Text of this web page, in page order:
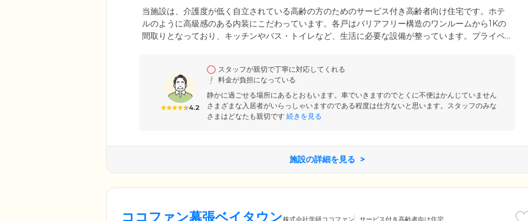
当施設は、介護度が低く自立されている高齢の方のためのサービス付き高齢者向け住宅です。ホテ
ルのように高級感のある内装にこだわっています。各戸はバリアフリー構造のワンルームから1Kの
間取りとなっており、キッチンやバス・トイレなど、生活に必要な設備が整っています。プライベ
だきます。また毎日の安否確認も行っており、緊急の場合には、ナースコールの呼び出しに速やか
な対応が可能です。
4.2
スタッフが親切で丁寧に対応してくれる
料金が負担になっている
静かに過ごせる場所にあるとおもいます。車でいきますのでとくに不便はかんじていません
さまざまな入居者がいらっしゃいますのである程度は仕方ないと思います。スタッフのみな
さまはどなたも親切です 続きを見る
施設の詳細を見る
ココファン幕張ベイタウン株式会社学研ココファン サービス付き高齢者向け住宅